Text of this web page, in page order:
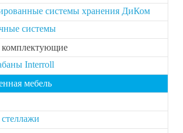
системы хранения ДиКом
системы
Interroll
мебель